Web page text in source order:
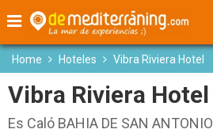
Home Hoteles Vibra Riviera Hotel
Vibra Riviera Hotel
Es Caló BAHIA DE SAN ANTONIO